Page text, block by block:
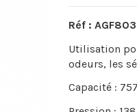
Réf :
Utilisation
odeurs, les
Capacité :